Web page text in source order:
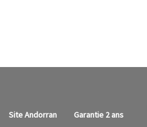
Site Andorran Garantie 2 ans